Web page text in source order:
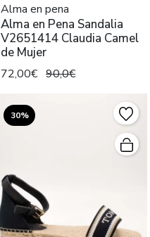
Alma en pena
Alma en Pena Sandalia
V2651414 Claudia Camel
de Mujer
72,00€ 90,0€
30%